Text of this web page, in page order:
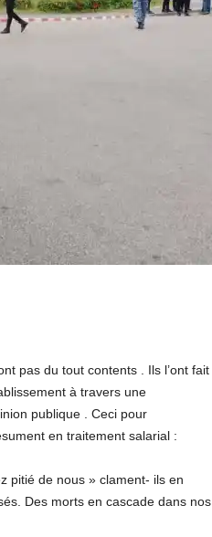
pas du tout contents . Ils l’ont fait
à travers une
publique . Ceci pour
en traitement salarial :
pitié de nous » clament- ils en
Des morts en cascade dans nos